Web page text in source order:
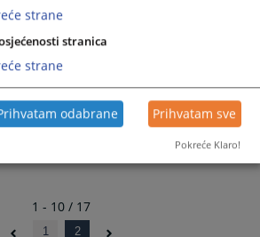
Tegeltije na FTV-u
Tegeltije na FTV-u
1 - 10 / 17
1 2
strane
stranica
strane
odabrane Prihvatam sve
Pokreće Klaro!